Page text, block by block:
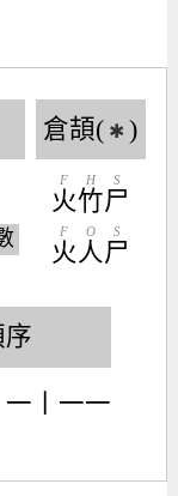
倉頡( ✱ )
火
F
竹
H
尸
S
火
F
人
O
尸
S
序
一丨一一